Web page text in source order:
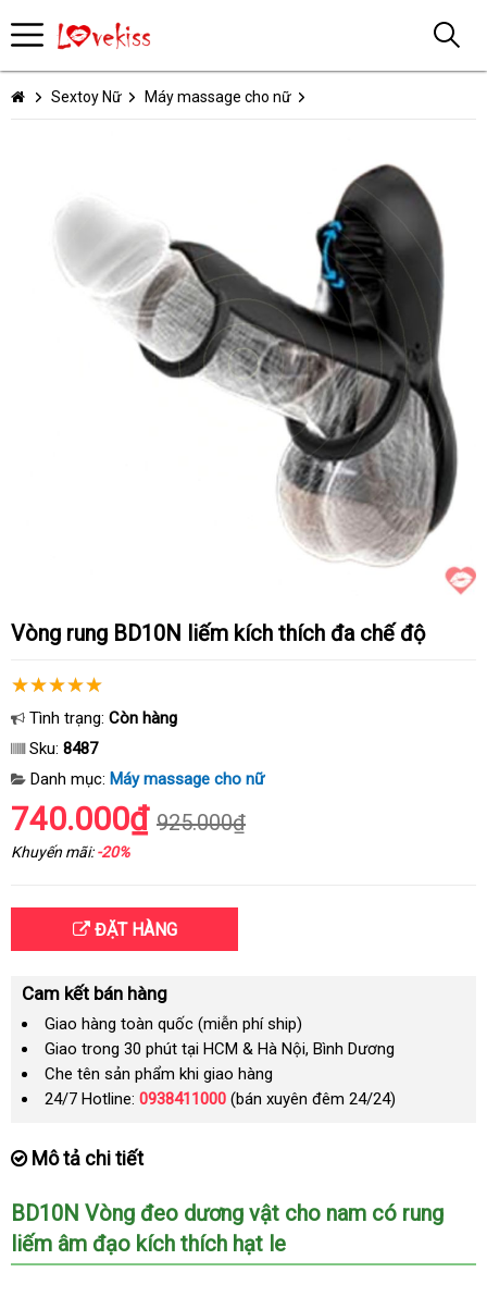
Sextoy Nữ Máy massage cho nữ
Vòng rung BD10N liếm kích thích đa chế độ
Tình trạng: Còn hàng
Sku: 8487
Danh mục: Máy massage cho nữ
740.000₫ 925.000₫
Khuyến mãi:-20%
ĐẶT HÀNG
Cam kết bán hàng
Giao hàng toàn quốc (miễn phí ship)
Giao trong 30 phút tại HCM & Hà Nội, Bình Dương
Che tên sản phẩm khi giao hàng
24/7 Hotline: 0938411000 (bán xuyên đêm 24/24)
Mô tả chi tiết
BD10N Vòng đeo dương vật cho nam có rung
liếm âm đạo kích thích hạt le